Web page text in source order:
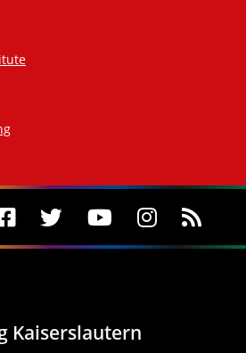
Kaiserslautern